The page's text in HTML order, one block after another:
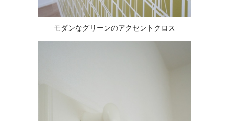
モダンなグリーンのアクセントクロス